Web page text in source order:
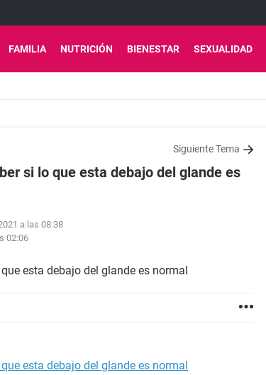
FAMILIA NUTRICIÓN BIENESTAR SEXUALIDAD
Siguiente Tema
si lo que esta debajo del glande es
a las 08:38
02:06
esta debajo del glande es normal
esta debajo del glande es normal